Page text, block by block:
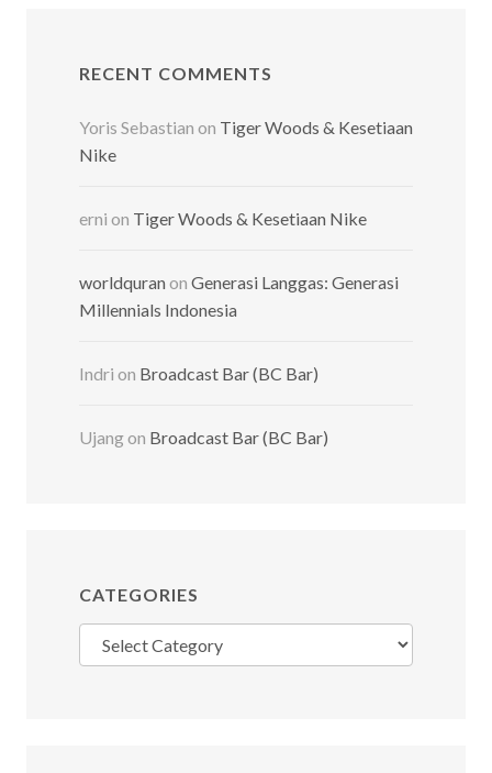
RECENT COMMENTS
Yoris Sebastian on Tiger Woods & Kesetiaan
Nike
erni on Tiger Woods & Kesetiaan Nike
worldquran on Generasi Langgas: Generasi
Millennials Indonesia
Indri on Broadcast Bar (BC Bar)
Ujangon Broadcast Bar (BC Bar)
CATEGORIES